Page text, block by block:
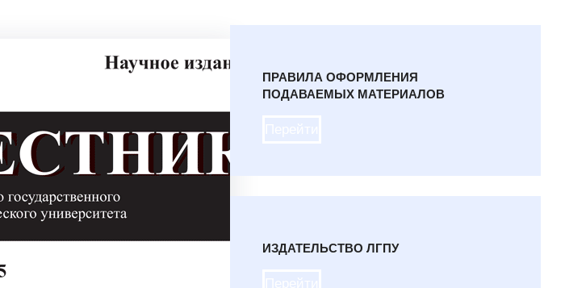
ПРАВИЛА ОФОРМЛЕНИЯ
ПОДАВАЕМЫХ МАТЕРИАЛОВ
ИЗДАТЕЛЬСТВО ЛГПУ